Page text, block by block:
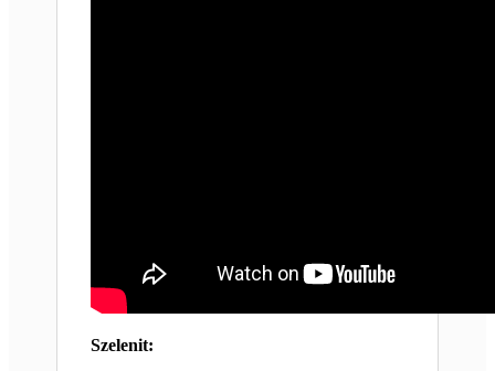
Szelenit: